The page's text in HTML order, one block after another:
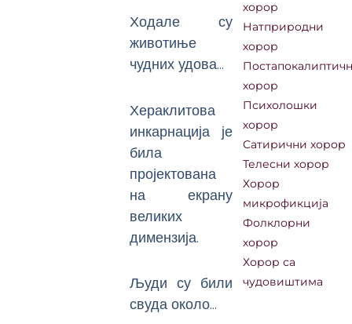
Ходале су
животиње
чудних удова…
Хераклитова
инкарнација је
била
пројектована
на екрану
великих
димензија.
Људи су били
свуда около…
хорор
Натприродни
хорор
хорор
Психолошки
хорор
Сатирични хорор
Телесни хорор
Хорор
микрофикција
Фолклорни
хорор
Хорор са
чудовиштима